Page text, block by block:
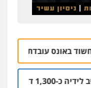
עובדת עירייה